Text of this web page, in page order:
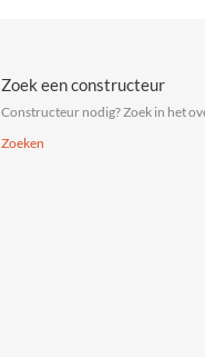
Zoek een constructeur
Constructeur nodig? Zoek in het
Zoeken